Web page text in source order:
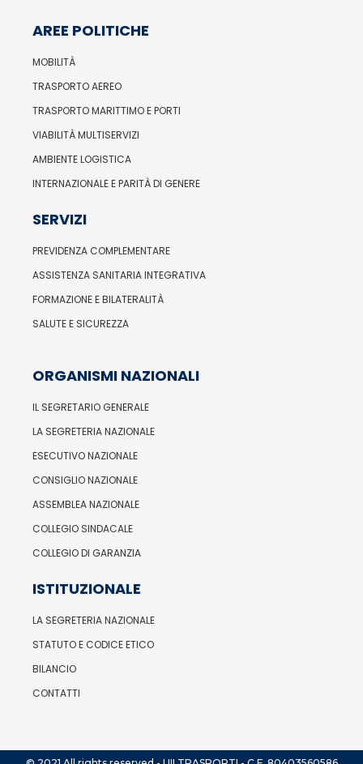
AREE POLITICHE
MOBILITÀ
TRASPORTO AEREO
TRASPORTO MARITTIMO E PORTI
VIABILITÀ MULTISERVIZI
AMBIENTE LOGISTICA
INTERNAZIONALE E PARITÀ DI GENERE
SERVIZI
PREVIDENZA COMPLEMENTARE
ASSISTENZA SANITARIA INTEGRATIVA
FORMAZIONE E BILATERALITÀ
SALUTE E SICUREZZA
ORGANISMI NAZIONALI
IL SEGRETARIO GENERALE
LA SEGRETERIA NAZIONALE
ESECUTIVO NAZIONALE
CONSIGLIO NAZIONALE
ASSEMBLEA NAZIONALE
COLLEGIO SINDACALE
COLLEGIO DI GARANZIA
ISTITUZIONALE
LA SEGRETERIA NAZIONALE
STATUTO E CODICE ETICO
BILANCIO
CONTATTI